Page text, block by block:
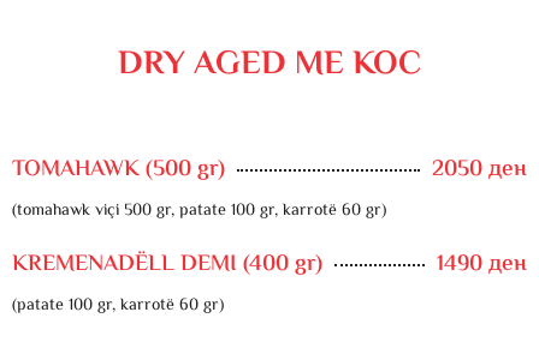
DRY AGED ME KOC
TOMAHAWK (500 gr) 2050 ден
(tomahawk viçi 500 gr, patate 100 gr, karrotë 60 gr)
KREMENADËLL DEMI (400 gr) 1490 ден
(patate 100 gr, karrotë 60 gr)